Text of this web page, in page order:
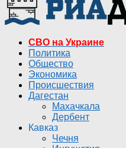
СВО на Украине
Политика
Общество
Экономика
Происшествия
Дагестан
Махачкала
Дербент
Кавказ
Чечня